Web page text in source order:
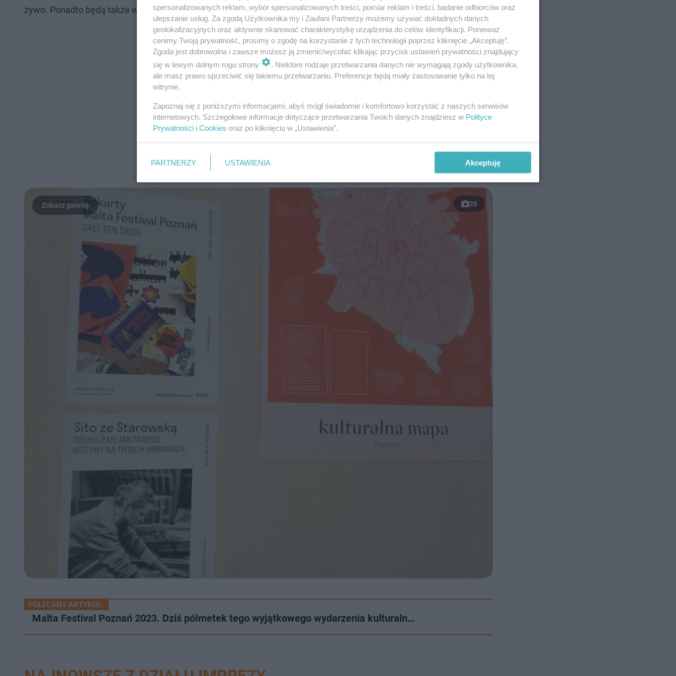
żywo. Ponadto będą także warsztaty dla dorosłych i dzieci. Program znajdziecietutaj .
26
POLECANY ARTYKUŁ:
Malta Festival Poznań 2023. Dziś półmetek tego wyjątkowego wydarzenia kulturaln…
spersonalizowanych reklam, wybór spersonalizowanych treści, pomiar reklam i treści, badanie odbiorców oraz
ulepszanie usług. Za zgodą Użytkownika my i Zaufani Partnerzy możemy używać dokładnych danych
geolokalizacyjnych oraz aktywnie skanować charakterystykę urządzenia do celów identyfikacji. Ponieważ
cenimy Twoją prywatność, prosimy o zgodę na korzystanie z tych technologii poprzez kliknięcie „Akceptuję”.
Zgoda jest dobrowolna i zawsze możesz ją zmienić/wycofać klikając przycisk ustawień prywatności znajdujący
się w lewym dolnym rogu strony
. Niektóre rodzaje przetwarzania danych nie wymagają zgody użytkownika,
ale masz prawo sprzeciwić się takiemu przetwarzaniu. Preferencje będą miały zastosowanie tylko na tej
witrynie.
Zapoznaj się z poniższymi informacjami, abyś mógł świadomie i komfortowo korzystać z naszych serwisów
internetowych. Szczegółowe informacje dotyczące przetwarzania Twoich danych znajdziesz w Polityce
Prywatności i Cookies oraz po kliknięciu w „Ustawienia”.
PARTNERZY USTAWIENIA Akceptuję